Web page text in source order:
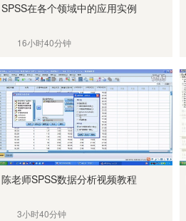
SPSS在各个领域中的应用实例
16小时40分钟
陈老师SPSS数据分析视频教程
3小时40分钟